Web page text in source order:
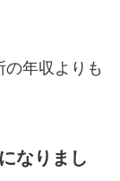
年収よりも
なりまし